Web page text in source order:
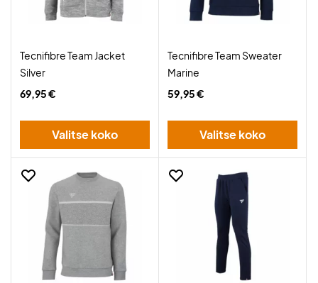
Tecnifibre Team Jacket
Silver
69,95 €
Valitse koko
Tecnifibre Team Sweater
Marine
59,95 €
Valitse koko